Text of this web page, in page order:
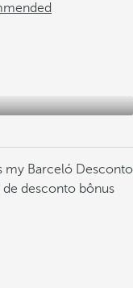
my Barceló Desconto
de desconto bônus